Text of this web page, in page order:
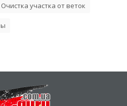
Очистка участка от веток